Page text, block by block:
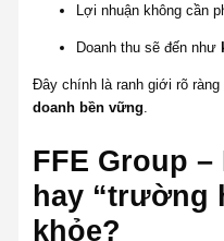
Lợi nhuận không cần
Doanh thu sẽ đến như
Đây chính là ranh giới rõ
doanh bền vững.
FFE Group
hay “trường
khỏe?